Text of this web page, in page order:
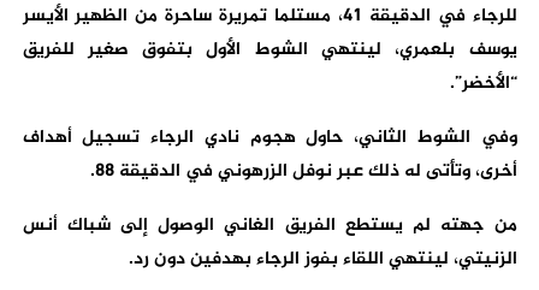
للرجاء في الدقيقة 41، مستلما تمريرة ساحرة من الظهير الأيسر
يوسف بلعمري، لينتهي الشوط الأول بتفوق صغير للفريق
“الأخضر”.
وفي الشوط الثاني، حاول هجوم نادي الرجاء تسجيل أهداف
أخرى، وتأتى له ذلك عبر نوفل الزرهوني في الدقيقة 88.
من جهته لم يستطع الفريق الغاني الوصول إلى شباك أنس
الزنيتي، لينتهي اللقاء بفوز الرجاء بهدفين دون رد.